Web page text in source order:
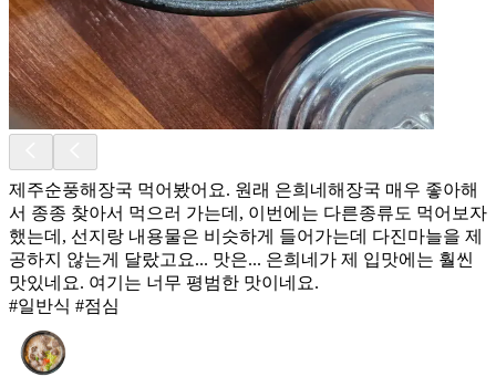
제주순풍해장국 먹어봤어요. 원래 은희네해장국 매우 좋아해
서 종종 찾아서 먹으러 가는데, 이번에는 다른종류도 먹어보자
했는데, 선지랑 내용물은 비슷하게 들어가는데 다진마늘을 제
공하지 않는게 달랐고요... 맛은... 은희네가 제 입맛에는 훨씬
맛있네요. 여기는 너무 평범한 맛이네요.
#일반식 #점심